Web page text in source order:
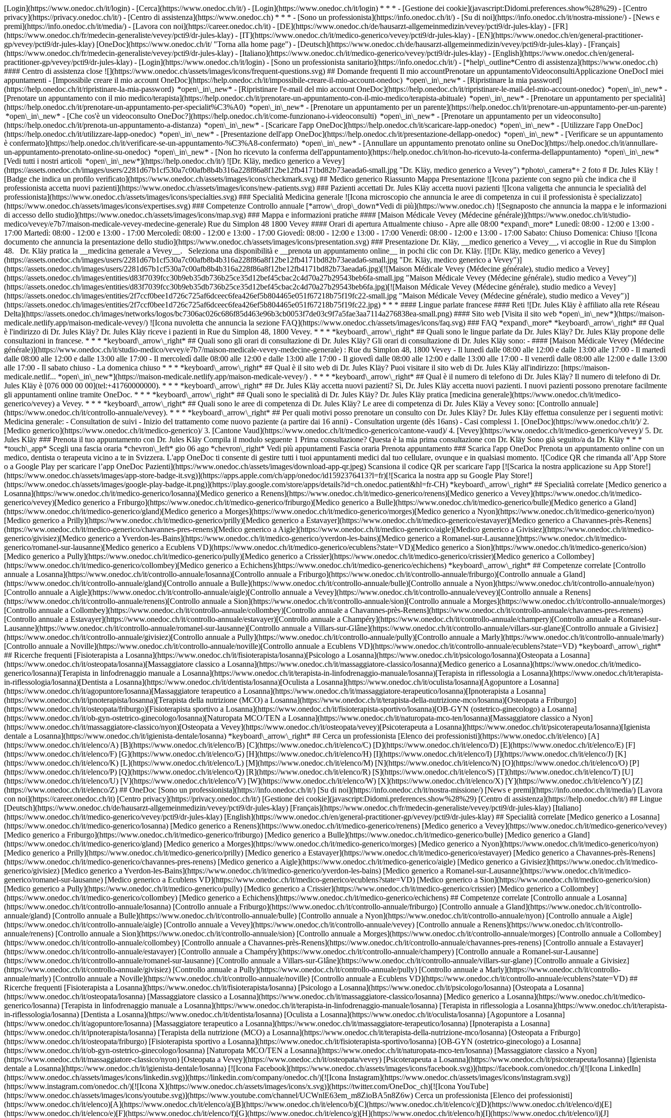
[Login](https://www.onedoc.ch/it/login) - [Cerca](https://www.onedoc.ch/it/) - [Login](https://www.onedoc.ch/it/login) * * * - [Gestione dei cookie](javascript:Didomi.preferences.show%28%29) - [Centro
privacy](https://privacy.onedoc.ch/it/) - [Centro di assistenza](https://www.onedoc.ch) * * * - [Sono un professionista](https://info.onedoc.ch/it/) - [Su di noi](https://info.onedoc.ch/it/nostra-missione/) - [News e
premi](https://info.onedoc.ch/it/media/) - [Lavora con noi](https://career.onedoc.ch/it) - [DE](https://www.onedoc.ch/de/hausarzt-allgemeinmedizin/vevey/pcti9/dr-jules-klay) - [FR]
(https://www.onedoc.ch/fr/medecin-generaliste/vevey/pcti9/dr-jules-klay) - [IT](https://www.onedoc.ch/it/medico-generico/vevey/pcti9/dr-jules-klay) - [EN](https://www.onedoc.ch/en/general-practitioner-
gp/vevey/pcti9/dr-jules-klay) [OneDoc](https://www.onedoc.ch/it/ "Torna alla home page") - [Deutsch](https://www.onedoc.ch/de/hausarzt-allgemeinmedizin/vevey/pcti9/dr-jules-klay) - [Français]
(https://www.onedoc.ch/fr/medecin-generaliste/vevey/pcti9/dr-jules-klay) - [Italiano](https://www.onedoc.ch/it/medico-generico/vevey/pcti9/dr-jules-klay) - [English](https://www.onedoc.ch/en/general-
practitioner-gp/vevey/pcti9/dr-jules-klay) - [Login](https://www.onedoc.ch/it/login) - [Sono un professionista sanitario](https://info.onedoc.ch/it/) - [*help\_outline*Centro di assistenza](https://www.onedoc.ch)
#### Centro di assistenza close ![](https://www.onedoc.ch/assets/images/icons/frequent-questions.svg) ## Domande frequenti Il mio accountPrenotare un appuntamentoVideoconsultiApplicazione OneDocI miei
appuntamenti - [Impossibile creare il mio account OneDoc](https://help.onedoc.ch/it/impossibile-creare-il-mio-account-onedoc) *open\_in\_new* - [Ripristinare la mia password]
(https://help.onedoc.ch/it/ripristinare-la-mia-password) *open\_in\_new* - [Ripristinare l'e-mail del mio account OneDoc](https://help.onedoc.ch/it/ripristinare-le-mail-del-mio-account-onedoc) *open\_in\_new* -
[Prenotare un appuntamento con il mio medico/terapista](https://help.onedoc.ch/it/prenotare-un-appuntamento-con-il-mio-medico/terapista-abituale) *open\_in\_new* - [Prenotare un appuntamento per specialità]
(https://help.onedoc.ch/it/prenotare-un-appuntamento-per-specialit%C3%A0) *open\_in\_new* - [Prenotare un appuntamento per un parente](https://help.onedoc.ch/it/prenotare-un-appuntamento-per-un-parente)
*open\_in\_new* - [Che cos'è un videoconsulto OneDoc?](https://help.onedoc.ch/it/come-funzionano-i-videoconsulti) *open\_in\_new* - [Prenotare un appuntamento per un videoconsulto]
(https://help.onedoc.ch/it/prenota-un-appuntamento-a-distanza) *open\_in\_new* - [Scaricare l'app OneDoc](https://help.onedoc.ch/it/scaricare-lapp-onedoc) *open\_in\_new* - [Utilizzare l'app OneDoc]
(https://help.onedoc.ch/it/utilizzare-lapp-onedoc) *open\_in\_new* - [Presentazione dell'app OneDoc](https://help.onedoc.ch/it/presentazione-dellapp-onedoc) *open\_in\_new* - [Verificare se un appuntamento
è confermato](https://help.onedoc.ch/it/verificare-se-un-appuntamento-%C3%A8-confermato) *open\_in\_new* - [Annullare un appuntamento prenotato online su OneDoc](https://help.onedoc.ch/it/annullare-
un-appuntamento-prenotato-online-su-onedoc) *open\_in\_new* - [Non ho ricevuto la conferma dell'appuntamento](https://help.onedoc.ch/it/non-ho-ricevuto-la-conferma-dellappuntamento) *open\_in\_new*
[Vedi tutti i nostri articoli *open\_in\_new*](https://help.onedoc.ch/it/) ![Dr. Kläy, medico generico a Vevey]
(https://assets.onedoc.ch/images/users/2281d67b1cf530a7c00afb8b4b316a228f86a8f12be12fb4171bd82b73aeada6-small.jpg "Dr. Kläy, medico generico a Vevey") *photo\_camera*+ 2 foto # Dr. Jules Kläy !
[Badge che indica un profilo verificato](https://www.onedoc.ch/assets/images/icons/checkmark.svg) ## Medico generico Riassunto Mappa Presentazione ![Icona paziente con segno più che indica che il
professionista accetta nuovi pazienti](https://www.onedoc.ch/assets/images/icons/new-patients.svg) ### Pazienti accettati Dr. Jules Kläy accetta nuovi pazienti ![Icona valigetta che annuncia le specialità del
professionista](https://www.onedoc.ch/assets/images/icons/specialties.svg) ### Specialità Medicina generale ![Icona microscopio che annuncia le aree di competenza in cui il professionista è specializzato]
(https://www.onedoc.ch/assets/images/icons/expertises.svg) ### Competenze Controllo annuale [*arrow\_drop\_down*Vedi di più](https://www.onedoc.ch) ![Segnaposto che annuncia la mappa e le informazioni
di accesso dello studio](https://www.onedoc.ch/assets/images/icons/map.svg) ### Mappa e informazioni pratiche #### [Maison Médicale Vevey (Médecine générale)](https://www.onedoc.ch/it/studio-
medico/vevey/e7b7/maison-medicale-vevey-medecine-generale) Rue du Simplon 48 1800 Vevey #### Orari di apertura Attualmente chiuso - Apre alle 08:00 *expand\_more* Lunedì: 08:00 - 12:00 e 13:00 -
17:00 Martedì: 08:00 - 12:00 e 13:00 - 17:00 Mercoledì: 08:00 - 12:00 e 13:00 - 17:00 Giovedì: 08:00 - 12:00 e 13:00 - 17:00 Venerdì: 08:00 - 12:00 e 13:00 - 17:00 Sabato: Chiuso Domenica: Chiuso ![Icona
documento che annuncia la presentazione dello studio](https://www.onedoc.ch/assets/images/icons/presentation.svg) ### Presentazione Dr. Kläy, __medico generico a Vevey__, vi accoglie in Rue du Simplon
48. Dr. Kläy pratica la __medicina generale a Vevey__. Seleziona una disponibilità e __prenota un appuntamento online__ in pochi clic con Dr. Kläy. [![Dr. Kläy, medico generico a Vevey]
(https://assets.onedoc.ch/images/users/2281d67b1cf530a7c00afb8b4b316a228f86a8f12be12fb4171bd82b73aeada6-small.jpg "Dr. Kläy, medico generico a Vevey")]
(https://assets.onedoc.ch/images/users/2281d67b1cf530a7c00afb8b4b316a228f86a8f12be12fb4171bd82b73aeada6.jpg)[![Maison Médicale Vevey (Médecine générale), studio medico a Vevey]
(https://assets.onedoc.ch/images/entities/d83f7039fcc30b9eb35db736b25ce35d12bef45cbac2c4d70a27b29543beb6fa-small.jpg "Maison Médicale Vevey (Médecine générale), studio medico a Vevey")]
(https://assets.onedoc.ch/images/entities/d83f7039fcc30b9eb35db736b25ce35d12bef45cbac2c4d70a27b29543beb6fa.jpg)[![Maison Médicale Vevey (Médecine générale), studio medico a Vevey]
(https://assets.onedoc.ch/images/entities/2f7ccf0bee1d726c725af6dceec6fea426ef5b804465e051f67218b75f19fc22-small.jpg "Maison Médicale Vevey (Médecine générale), studio medico a Vevey")]
(https://assets.onedoc.ch/images/entities/2f7ccf0bee1d726c725af6dceec6fea426ef5b804465e051f67218b75f19fc22.jpg) * * * #### Lingue parlate francese #### Reti ![Dr. Jules Kläy è affiliato alla rete Réseau
Delta](https://assets.onedoc.ch/images/networks/logos/bc7306ac026c686f85d463e96b3cb0053f7de03c9f7a5fae3aa7114a276838ea-small.png) #### Sito web [Visita il sito web *open\_in\_new*](https://maison-
medicale.netlify.app/maison-medicale-vevey/) ![Icona nuvoletta che annuncia la sezione FAQ](https://www.onedoc.ch/assets/images/icons/faq.svg) ### FAQ *expand\_more* *keyboard\_arrow\_right* ## Qual
è l'indirizzo di Dr. Jules Kläy? Dr. Jules Kläy riceve i pazienti in Rue du Simplon 48, 1800 Vevey. * * * *keyboard\_arrow\_right* ## Quali sono le lingue parlate da Dr. Jules Kläy? Dr. Jules Kläy propone delle
consultazioni in francese. * * * *keyboard\_arrow\_right* ## Quali sono gli orari di consultazione di Dr. Jules Kläy? Gli orari di consultazione di Dr. Jules Kläy sono: - #### [Maison Médicale Vevey (Médecine
générale)](https://www.onedoc.ch/it/studio-medico/vevey/e7b7/maison-medicale-vevey-medecine-generale) : Rue du Simplon 48, 1800 Vevey - Il lunedì dalle 08:00 alle 12:00 e dalle 13:00 alle 17:00 - Il martedì
dalle 08:00 alle 12:00 e dalle 13:00 alle 17:00 - Il mercoledì dalle 08:00 alle 12:00 e dalle 13:00 alle 17:00 - Il giovedì dalle 08:00 alle 12:00 e dalle 13:00 alle 17:00 - Il venerdì dalle 08:00 alle 12:00 e dalle 13:00
alle 17:00 - Il sabato chiuso - La domenica chiuso * * * *keyboard\_arrow\_right* ## Qual è il sito web di Dr. Jules Kläy? Puoi visitare il sito web di Dr. Jules Kläy all'indirizzo: [https://maison-
medicale.netlif... *open\_in\_new*](https://maison-medicale.netlify.app/maison-medicale-vevey/) . * * * *keyboard\_arrow\_right* ## Qual è il numero di telefono di Dr. Jules Kläy? Il numero di telefono di Dr.
Jules Kläy è [076 000 00 00](tel:+41760000000). * * * *keyboard\_arrow\_right* ## Dr. Jules Kläy accetta nuovi pazienti? Sì, Dr. Jules Kläy accetta nuovi pazienti. I nuovi pazienti possono prenotare facilmente
gli appuntamenti online tramite OneDoc. * * * *keyboard\_arrow\_right* ## Quali sono le specialità di Dr. Jules Kläy? Dr. Jules Kläy pratica [medicina generale](https://www.onedoc.ch/it/medico-
generico/vevey) a Vevey. * * * *keyboard\_arrow\_right* ## Quali sono le aree di competenza di Dr. Jules Kläy? Le aree di competenza di Dr. Jules Kläy a Vevey sono: [Controllo annuale]
(https://www.onedoc.ch/it/controllo-annuale/vevey). * * * *keyboard\_arrow\_right* ## Per quali motivi posso prenotare un consulto con Dr. Jules Kläy? Dr. Jules Kläy effettua consulenze per i seguenti motivi:
Medicina generale: - Consultation de suivi - Inizio del trattamento come nuovo paziente (a partire dai 16 anni) - Consultation urgente (dès 16ans) - Casi complessi 1. [OneDoc](https://www.onedoc.ch/it/)/ 2. [Medico generico](https://www.onedoc.ch/it/medico-generico)/ 3. [Cantone Vaud](https://www.onedoc.ch/it/medico-generico/cantone-vaud)/ 4. [Vevey](https://www.onedoc.ch/it/medico-generico/vevey)/ 5. Dr. Jules Kläy ### Prenota il tuo appuntamento con Dr. Jules Kläy Compila il modulo seguente 1 Prima consultazione? Questa è la mia prima consultazione con Dr. Kläy Sono già seguito/a da Dr. Kläy * * * *touch\_app* Scegli una fascia oraria *chevron\_left* gio 06 ago *chevron\_right* Vedi più appuntamenti Fascia oraria Prenota appuntamento ### Scarica l'app OneDoc Prenota un appuntamento online con un medico, dentista o terapeuta vicino a te in Svizzera. L'app OneDoc ti consente di gestire tutti i tuoi appuntamenti medici dal tuo cellulare, ovunque e in qualsiasi momento. ![Codice QR che rimanda all’App Store o a Google Play per scaricare l’app OneDoc Pazienti](https://www.onedoc.ch/assets/images/download-app-qr.jpeg) Scansiona il codice QR per scaricare l'app [![Scarica la nostra applicazione su App Store!](https://www.onedoc.ch/assets/images/app-store-badge-it.svg)](https://apps.apple.com/ch/app/onedoc/id1592376413?l=fr)[![Scarica la nostra app su Google Play Store!](https://www.onedoc.ch/assets/images/google-play-badge-it.png)](https://play.google.com/store/apps/details?id=ch.onedoc.patient&hl=fr-CH) *keyboard\_arrow\_right* ## Specialità correlate [Medico generico a Losanna](https://www.onedoc.ch/it/medico-generico/losanna)[Medico generico a Renens](https://www.onedoc.ch/it/medico-generico/renens)[Medico generico a Vevey](https://www.onedoc.ch/it/medico-generico/vevey)[Medico generico a Friburgo](https://www.onedoc.ch/it/medico-generico/friburgo)[Medico generico a Bulle](https://www.onedoc.ch/it/medico-generico/bulle)[Medico generico a Gland](https://www.onedoc.ch/it/medico-generico/gland)[Medico generico a Morges](https://www.onedoc.ch/it/medico-generico/morges)[Medico generico a Nyon](https://www.onedoc.ch/it/medico-generico/nyon)[Medico generico a Prilly](https://www.onedoc.ch/it/medico-generico/prilly)[Medico generico a Estavayer](https://www.onedoc.ch/it/medico-generico/estavayer)[Medico generico a Chavannes-près-Renens](https://www.onedoc.ch/it/medico-generico/chavannes-pres-renens)[Medico generico a Aigle](https://www.onedoc.ch/it/medico-generico/aigle)[Medico generico a Givisiez](https://www.onedoc.ch/it/medico-generico/givisiez)[Medico generico a Yverdon-les-Bains](https://www.onedoc.ch/it/medico-generico/yverdon-les-bains)[Medico generico a Romanel-sur-Lausanne](https://www.onedoc.ch/it/medico-generico/romanel-sur-lausanne)[Medico generico a Ecublens VD](https://www.onedoc.ch/it/medico-generico/ecublens?state=VD)[Medico generico a Sion](https://www.onedoc.ch/it/medico-generico/sion)[Medico generico a Pully](https://www.onedoc.ch/it/medico-generico/pully)[Medico generico a Crissier](https://www.onedoc.ch/it/medico-generico/crissier)[Medico generico a Collombey](https://www.onedoc.ch/it/medico-generico/collombey)[Medico generico a Echichens](https://www.onedoc.ch/it/medico-generico/echichens) *keyboard\_arrow\_right* ## Competenze correlate [Controllo annuale a Losanna](https://www.onedoc.ch/it/controllo-annuale/losanna)[Controllo annuale a Friburgo](https://www.onedoc.ch/it/controllo-annuale/friburgo)[Controllo annuale a Gland](https://www.onedoc.ch/it/controllo-annuale/gland)[Controllo annuale a Bulle](https://www.onedoc.ch/it/controllo-annuale/bulle)[Controllo annuale a Nyon](https://www.onedoc.ch/it/controllo-annuale/nyon)[Controllo annuale a Aigle](https://www.onedoc.ch/it/controllo-annuale/aigle)[Controllo annuale a Vevey](https://www.onedoc.ch/it/controllo-annuale/vevey)[Controllo annuale a Renens](https://www.onedoc.ch/it/controllo-annuale/renens)[Controllo annuale a Sion](https://www.onedoc.ch/it/controllo-annuale/sion)[Controllo annuale a Morges](https://www.onedoc.ch/it/controllo-annuale/morges)[Controllo annuale a Collombey](https://www.onedoc.ch/it/controllo-annuale/collombey)[Controllo annuale a Chavannes-près-Renens](https://www.onedoc.ch/it/controllo-annuale/chavannes-pres-renens)[Controllo annuale a Estavayer](https://www.onedoc.ch/it/controllo-annuale/estavayer)[Controllo annuale a Champéry](https://www.onedoc.ch/it/controllo-annuale/champery)[Controllo annuale a Romanel-sur-Lausanne](https://www.onedoc.ch/it/controllo-annuale/romanel-sur-lausanne)[Controllo annuale a Villars-sur-Glâne](https://www.onedoc.ch/it/controllo-annuale/villars-sur-glane)[Controllo annuale a Givisiez](https://www.onedoc.ch/it/controllo-annuale/givisiez)[Controllo annuale a Pully](https://www.onedoc.ch/it/controllo-annuale/pully)[Controllo annuale a Marly](https://www.onedoc.ch/it/controllo-annuale/marly)[Controllo annuale a Noville](https://www.onedoc.ch/it/controllo-annuale/noville)[Controllo annuale a Ecublens VD](https://www.onedoc.ch/it/controllo-annuale/ecublens?state=VD) *keyboard\_arrow\_right* ## Ricerche frequenti [Fisioterapista a Losanna](https://www.onedoc.ch/it/fisioterapista/losanna)[Psicologo a Losanna](https://www.onedoc.ch/it/psicologo/losanna)[Osteopata a Losanna](https://www.onedoc.ch/it/osteopata/losanna)[Massaggiatore classico a Losanna](https://www.onedoc.ch/it/massaggiatore-classico/losanna)[Medico generico a Losanna](https://www.onedoc.ch/it/medico-generico/losanna)[Terapista in linfodrenaggio manuale a Losanna](https://www.onedoc.ch/it/terapista-in-linfodrenaggio-manuale/losanna)[Terapista in riflessologia a Losanna](https://www.onedoc.ch/it/terapista-in-riflessologia/losanna)[Dentista a Losanna](https://www.onedoc.ch/it/dentista/losanna)[Oculista a Losanna](https://www.onedoc.ch/it/oculista/losanna)[Agopuntore a Losanna](https://www.onedoc.ch/it/agopuntore/losanna)[Massaggiatore terapeutico a Losanna](https://www.onedoc.ch/it/massaggiatore-terapeutico/losanna)[Ipnoterapista a Losanna](https://www.onedoc.ch/it/ipnoterapista/losanna)[Terapista della nutrizione (MCO) a Losanna](https://www.onedoc.ch/it/terapista-della-nutrizione-mco/losanna)[Osteopata a Friburgo](https://www.onedoc.ch/it/osteopata/friburgo)[Fisioterapista sportivo a Losanna](https://www.onedoc.ch/it/fisioterapista-sportivo/losanna)[OB-GYN (ostetrico-ginecologo) a Losanna](https://www.onedoc.ch/it/ob-gyn-ostetrico-ginecologo/losanna)[Naturopata MCO/TEN a Losanna](https://www.onedoc.ch/it/naturopata-mco-ten/losanna)[Massaggiatore classico a Nyon](https://www.onedoc.ch/it/massaggiatore-classico/nyon)[Osteopata a Vevey](https://www.onedoc.ch/it/osteopata/vevey)[Psicoterapeuta a Losanna](https://www.onedoc.ch/it/psicoterapeuta/losanna)[Igienista dentale a Losanna](https://www.onedoc.ch/it/igienista-dentale/losanna) *keyboard\_arrow\_right* ## Cerca un professionista [Elenco dei professionisti](https://www.onedoc.ch/it/elenco) [A](https://www.onedoc.ch/it/elenco/A) [B](https://www.onedoc.ch/it/elenco/B) [C](https://www.onedoc.ch/it/elenco/C) [D](https://www.onedoc.ch/it/elenco/D) [E](https://www.onedoc.ch/it/elenco/E) [F](https://www.onedoc.ch/it/elenco/F) [G](https://www.onedoc.ch/it/elenco/G) [H](https://www.onedoc.ch/it/elenco/H) [I](https://www.onedoc.ch/it/elenco/I) [J](https://www.onedoc.ch/it/elenco/J) [K](https://www.onedoc.ch/it/elenco/K) [L](https://www.onedoc.ch/it/elenco/L) [M](https://www.onedoc.ch/it/elenco/M) [N](https://www.onedoc.ch/it/elenco/N) [O](https://www.onedoc.ch/it/elenco/O) [P](https://www.onedoc.ch/it/elenco/P) [Q](https://www.onedoc.ch/it/elenco/Q) [R](https://www.onedoc.ch/it/elenco/R) [S](https://www.onedoc.ch/it/elenco/S) [T](https://www.onedoc.ch/it/elenco/T) [U](https://www.onedoc.ch/it/elenco/U) [V](https://www.onedoc.ch/it/elenco/V) [W](https://www.onedoc.ch/it/elenco/W) [X](https://www.onedoc.ch/it/elenco/X) [Y](https://www.onedoc.ch/it/elenco/Y) [Z](https://www.onedoc.ch/it/elenco/Z) ## OneDoc [Sono un professionista](https://info.onedoc.ch/it/) [Su di noi](https://info.onedoc.ch/it/nostra-missione/) [News e premi](https://info.onedoc.ch/it/media/) [Lavora con noi](https://career.onedoc.ch/it) [Centro privacy](https://privacy.onedoc.ch/it/) [Gestione dei cookie](javascript:Didomi.preferences.show%28%29) [Centro di assistenza](https://help.onedoc.ch/it/) ## Lingue [Deutsch](https://www.onedoc.ch/de/hausarzt-allgemeinmedizin/vevey/pcti9/dr-jules-klay) [Français](https://www.onedoc.ch/fr/medecin-generaliste/vevey/pcti9/dr-jules-klay) [Italiano](https://www.onedoc.ch/it/medico-generico/vevey/pcti9/dr-jules-klay) [English](https://www.onedoc.ch/en/general-practitioner-gp/vevey/pcti9/dr-jules-klay) ## Specialità correlate [Medico generico a Losanna](https://www.onedoc.ch/it/medico-generico/losanna) [Medico generico a Renens](https://www.onedoc.ch/it/medico-generico/renens) [Medico generico a Vevey](https://www.onedoc.ch/it/medico-generico/vevey) [Medico generico a Friburgo](https://www.onedoc.ch/it/medico-generico/friburgo) [Medico generico a Bulle](https://www.onedoc.ch/it/medico-generico/bulle) [Medico generico a Gland](https://www.onedoc.ch/it/medico-generico/gland) [Medico generico a Morges](https://www.onedoc.ch/it/medico-generico/morges) [Medico generico a Nyon](https://www.onedoc.ch/it/medico-generico/nyon) [Medico generico a Prilly](https://www.onedoc.ch/it/medico-generico/prilly) [Medico generico a Estavayer](https://www.onedoc.ch/it/medico-generico/estavayer) [Medico generico a Chavannes-près-Renens](https://www.onedoc.ch/it/medico-generico/chavannes-pres-renens) [Medico generico a Aigle](https://www.onedoc.ch/it/medico-generico/aigle) [Medico generico a Givisiez](https://www.onedoc.ch/it/medico-generico/givisiez) [Medico generico a Yverdon-les-Bains](https://www.onedoc.ch/it/medico-generico/yverdon-les-bains) [Medico generico a Romanel-sur-Lausanne](https://www.onedoc.ch/it/medico-generico/romanel-sur-lausanne) [Medico generico a Ecublens VD](https://www.onedoc.ch/it/medico-generico/ecublens?state=VD) [Medico generico a Sion](https://www.onedoc.ch/it/me